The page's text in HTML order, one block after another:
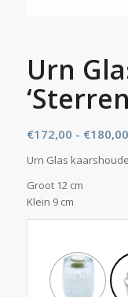
Urn
€172,00 - €180,00
Urn Glas
Groot 12 cm
Klein 9 cm